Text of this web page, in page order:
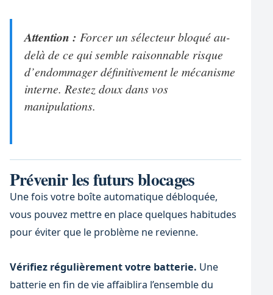
Attention : Forcer un sélecteur bloqué au-
delà de ce qui semble raisonnable risque
d’endommager définitivement le mécanisme
interne. Restez doux dans vos
manipulations.
Prévenir les futurs blocages
Une fois votre boîte automatique débloquée,
vous pouvez mettre en place quelques habitudes
pour éviter que le problème ne revienne.
Vérifiez régulièrement votre batterie. Une
batterie en fin de vie affaiblira l’ensemble du